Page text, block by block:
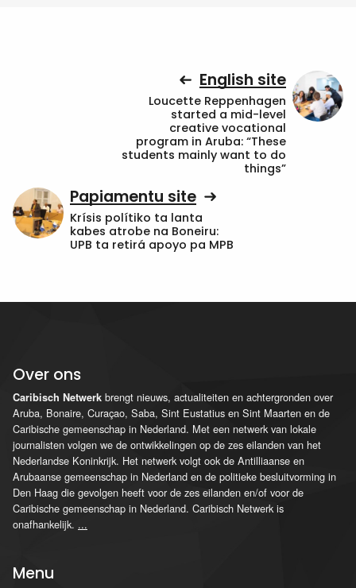
English site
Loucette Reppenhagen
started a mid-level
creative vocational
program in Aruba: “These
students mainly want to do
things”
Papiamentu site
Krísis polítiko ta lanta
kabes atrobe na Boneiru:
UPB ta retirá apoyo pa MPB
Over ons
Caribisch Netwerk brengt nieuws, actualiteiten en achtergronden over
Aruba, Bonaire, Curaçao, Saba, Sint Eustatius en Sint Maarten en de
Caribische gemeenschap in Nederland. Met een netwerk van lokale
journalisten volgen we de ontwikkelingen op de zes eilanden van het
Nederlandse Koninkrijk. Het netwerk volgt ook de Antilliaanse en
Arubaanse gemeenschap in Nederland en de politieke besluitvorming in
Den Haag die gevolgen heeft voor de zes eilanden en/of voor de
Caribische gemeenschap in Nederland. Caribisch Netwerk is
onafhankelijk. ...
Menu